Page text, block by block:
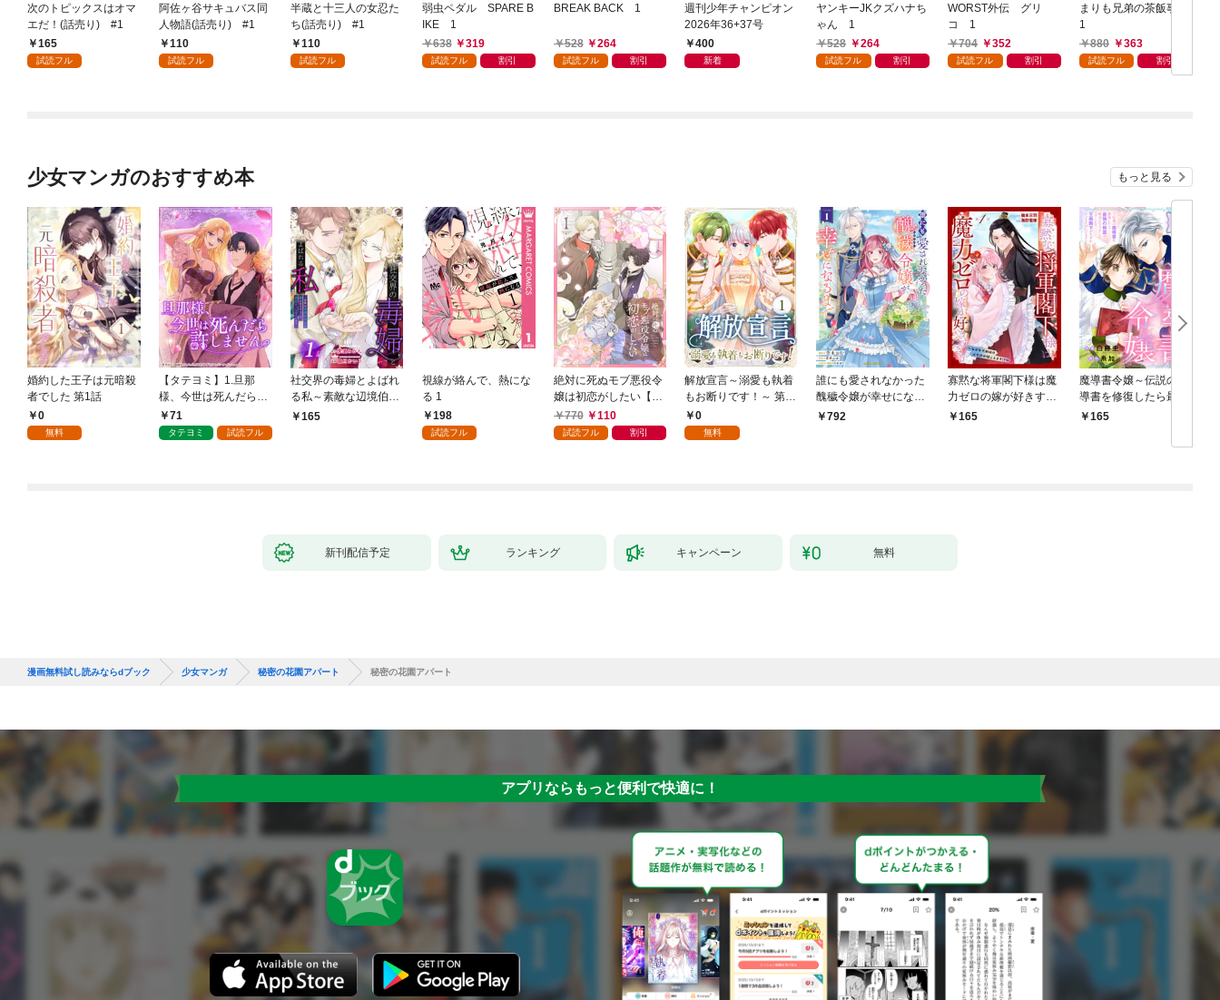
次のトピックスはオマ
エだ！(話売り) #1
165
試読フル
阿佐ヶ谷サキュバス同
人物語(話売り) #1
110
試読フル
半蔵と十三人の女忍た
ち(話売り) #1
110
試読フル
弱虫ペダル SPARE B
IKE 1
638
319
試読フル 割引
BREAK BACK 1
528 264
試読フル 割引
週刊少年チャンピオン
2026年36+37号
400
新着
ヤンキーJKクズハナち
ゃん 1
528
264
試読フル 割引
WORST外伝 グリ
コ 1
704
352
試読フル 割引
まりも兄弟の茶飯事
1
880
363
試読フル 割引
少女マンガのおすすめ本 もっと見る
婚約した王子は元暗殺
者でした 第1話
0
無料
【タテヨミ】1.旦那
様、今世は死んだら許
しません
71
タテヨミ 試読フル
社交界の毒婦とよばれ
る私～素敵な辺境伯令
息に腕を折られたの
165
視線が絡んで、熱にな
る 1
198
試読フル
絶対に死ぬモブ悪役令
嬢は初恋がしたい【単
行本版】 1巻
770 110
試読フル 割引
解放宣言～溺愛も執着
もお断りです！～ 第1
話0
無料
誰にも愛されなかった
醜穢令嬢が幸せになる
まで 1
792
寡黙な将軍閣下様は魔
力ゼロの嫁が好きすぎ
る～なぜか旦那様の心
165
魔導書令嬢～伝説の魔
導書を修復したら最強
の精霊が味方になりま
下がなぜかいつもそば
165
新刊配信予定 ランキング キャンペーン 無料
漫画無料試し読みならdブック 少女マンガ 秘密の花園アパート 秘密の花園アパート
アプリならもっと便利で快適に！